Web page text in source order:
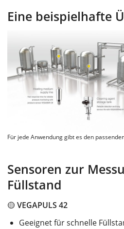
Eine beispielhafte
Für jede Anwendung gibt es den
Sensoren zur
Füllstand
🟡 VEGAPULS 42
Geeignet für schnelle